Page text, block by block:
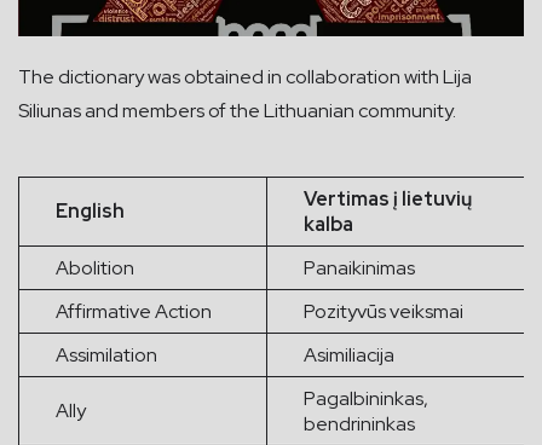
The dictionary was obtained in collaboration with Lija
Siliunas and members of the Lithuanian community.
English
Vertimas į lietuvių
kalba
Abolition
Panaikinimas
Affirmative Action
Pozityvūs veiksmai
Assimilation
Asimiliacija
Ally
Pagalbininkas,
bendrininkas